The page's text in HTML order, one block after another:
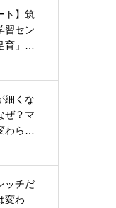
ト】筑
習セン
」講
…
細くな
ぜ？マ
らな
ッチだ
変わ